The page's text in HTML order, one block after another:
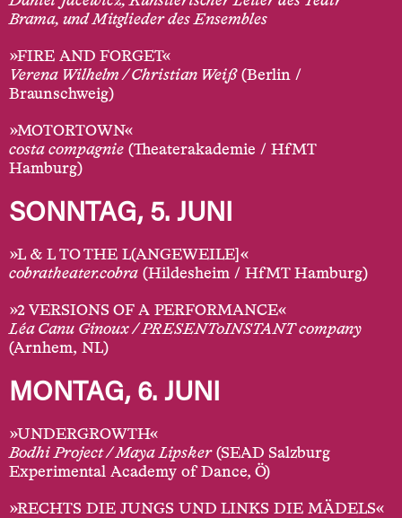
Brama, und Mitglieder des Ensembles
»FIRE AND FORGET«
Verena Wilhelm / Christian Weiß(Berlin /
Braunschweig)
»MOTORTOWN«
costa compagnie (Theaterakademie / HfMT
Hamburg)
SONNTAG, 5. JUNI
»L & L TO THE L(ANGEWEILE]«
cobratheater.cobra (Hildesheim / HfMT Hamburg)
»2 VERSIONS OF A PERFORMANCE«
Léa Canu Ginoux / PRESENToINSTANT company
(Arnhem, NL)
MONTAG, 6. JUNI
»UNDERGROWTH«
Bodhi Project / Maya Lipsker(SEAD Salzburg
Experimental Academy of Dance, Ö)
»RECHTS DIE JUNGS UND LINKS DIE MÄDELS«